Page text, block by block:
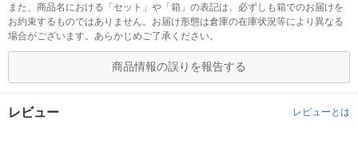
また、商品名における「セット」や「箱」の表記は、必ずしも箱でのお届けを
お約束するものではありません。お届け形態は倉庫の在庫状況等により異なる
場合がございます。あらかじめご了承ください。
商品情報の誤りを報告する
レビュー レビューとは